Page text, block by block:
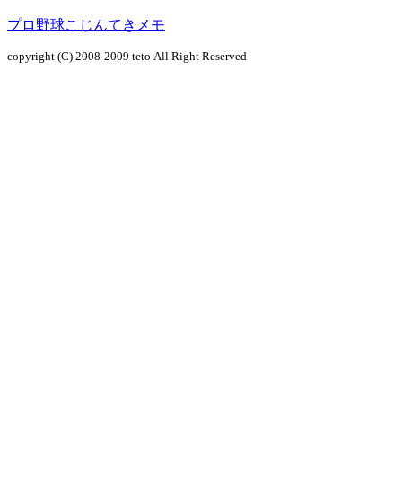
プロ野球こじんてきメモ
copyright (C) 2008-2009 teto All Right Reserved